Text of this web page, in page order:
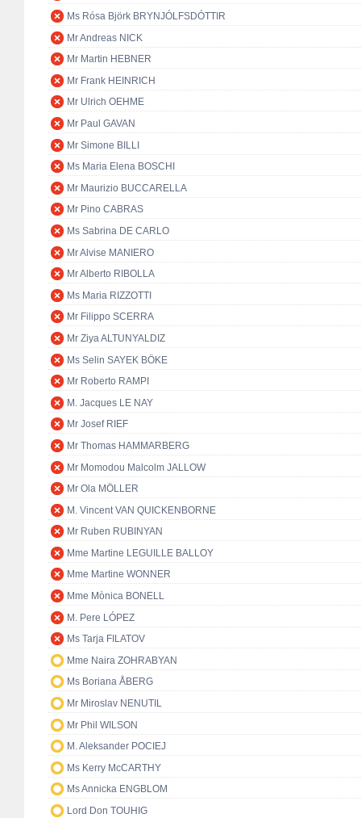
Ms Rósa Björk BRYNJÓLFSDÓTTIR
Mr Andreas NICK
Mr Martin HEBNER
Mr Frank HEINRICH
Mr Ulrich OEHME
Mr Paul GAVAN
Mr Simone BILLI
Ms Maria Elena BOSCHI
Mr Maurizio BUCCARELLA
Mr Pino CABRAS
Ms Sabrina DE CARLO
Mr Alvise MANIERO
Mr Alberto RIBOLLA
Ms Maria RIZZOTTI
Mr Filippo SCERRA
Mr Ziya ALTUNYALDIZ
Ms Selin SAYEK BÖKE
Mr Roberto RAMPI
M. Jacques LE NAY
Mr Josef RIEF
Mr Thomas HAMMARBERG
Mr Momodou Malcolm JALLOW
Mr Ola MÖLLER
M. Vincent VAN QUICKENBORNE
Mr Ruben RUBINYAN
Mme Martine LEGUILLE BALLOY
Mme Martine WONNER
Mme Mònica BONELL
M. Pere LÓPEZ
Ms Tarja FILATOV
Mme Naira ZOHRABYAN
Ms Boriana ÅBERG
Mr Miroslav NENUTIL
Mr Phil WILSON
M. Aleksander POCIEJ
Ms Kerry McCARTHY
Ms Annicka ENGBLOM
Lord Don TOUHIG